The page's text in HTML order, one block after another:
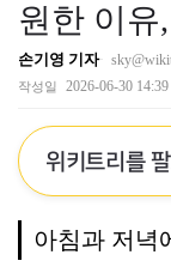
원한 이유
손기영 기자
작성일 2026-06-30 14:39
위키트리를
아침과 저녁